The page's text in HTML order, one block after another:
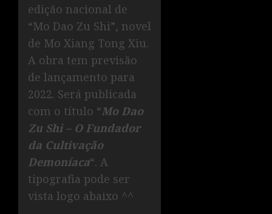
edição nacional de
“Mo Dao Zu Shi”, novel
de Mo Xiang Tong Xiu.
A obra tem previsão
de lançamento para
2022. Será publicada
com o título “Mo Dao
Zu Shi – O Fundador
da Cultivação
Demoníaca“. A
tipografia pode ser
vista logo abaixo ^^